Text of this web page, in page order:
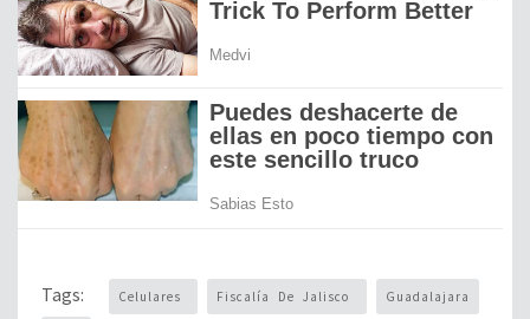
Tags: Celulares Fiscalía De Jalisco Guadalajara